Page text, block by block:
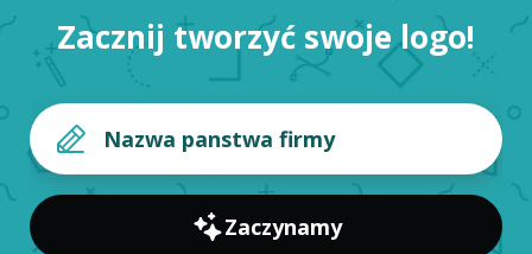
Zacznij tworzyć swoje logo!
Zaczynamy